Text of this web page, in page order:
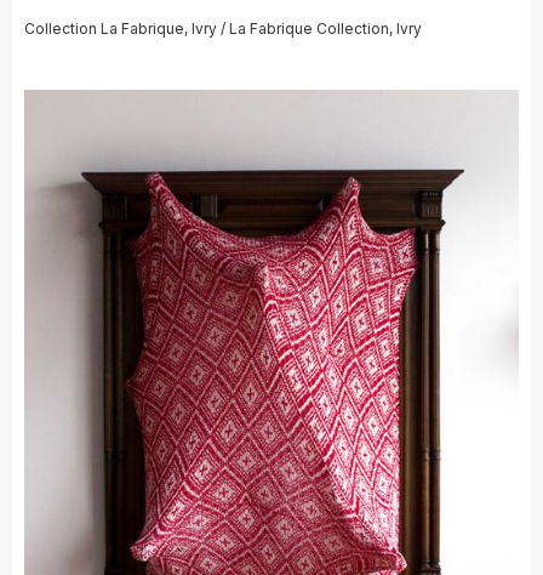
Collection La Fabrique, Ivry / La Fabrique Collection, Ivry